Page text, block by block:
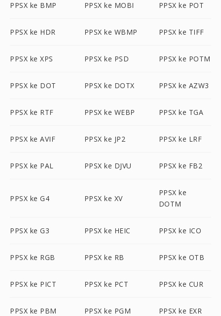
PPSX ke BMP PPSX ke MOBI PPSX ke POT
PPSX ke HDR PPSX ke WBMP PPSX ke TIFF
PPSX ke XPS PPSX ke PSD PPSX ke POTM
PPSX ke DOT PPSX ke DOTX PPSX ke AZW3
PPSX ke RTF PPSX ke WEBP PPSX ke TGA
PPSX ke AVIF PPSX ke JP2 PPSX ke LRF
PPSX ke PAL PPSX ke DJVU PPSX ke FB2
PPSX ke G4 PPSX ke XV
PPSX ke
DOTM
PPSX ke G3 PPSX ke HEIC PPSX ke ICO
PPSX ke RGB PPSX ke RB PPSX ke OTB
PPSX ke PICT PPSX ke PCT PPSX ke CUR
PPSX ke PBM PPSX ke PGM PPSX ke EXR